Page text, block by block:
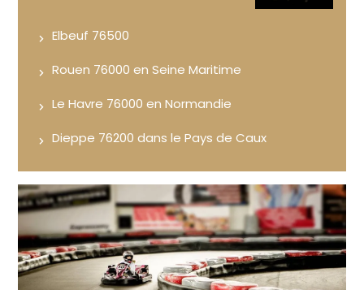
Elbeuf 76500
Rouen 76000 en Seine Maritime
Le Havre 76000 en Normandie
Dieppe 76200 dans le Pays de Caux